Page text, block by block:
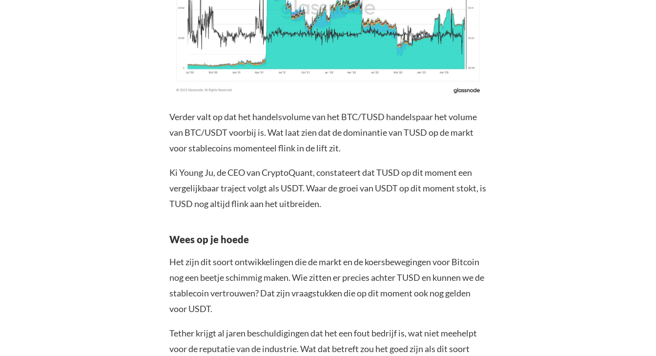
Verder valt op dat het handelsvolume van het BTC/TUSD handelspaar het volume
van BTC/USDT voorbij is. Wat laat zien dat de dominantie van TUSD op de markt
voor stablecoins momenteel flink in de lift zit.
Ki Young Ju, de CEO van CryptoQuant, constateert dat TUSD op dit moment een
vergelijkbaar traject volgt als USDT. Waar de groei van USDT op dit moment stokt, is
TUSD nog altijd flink aan het uitbreiden.
Wees op je hoede
Het zijn dit soort ontwikkelingen die de markt en de koersbewegingen voor Bitcoin
nog een beetje schimmig maken. Wie zitten er precies achter TUSD en kunnen we de
stablecoin vertrouwen? Dat zijn vraagstukken die op dit moment ook nog gelden
voor USDT.
Tether krijgt al jaren beschuldigingen dat het een fout bedrijf is, wat niet meehelpt
voor de reputatie van de industrie. Wat dat betreft zou het goed zijn als dit soort